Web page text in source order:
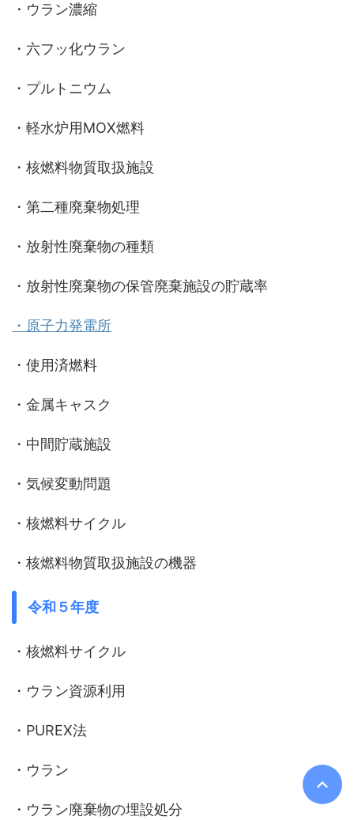
・ウラン濃縮
・六フッ化ウラン
・プルトニウム
・軽水炉用MOX燃料
・核燃料物質取扱施設
・第二種廃棄物処理
・放射性廃棄物の種類
・放射性廃棄物の保管廃棄施設の貯蔵率
・原子力発電所
・使用済燃料
・金属キャスク
・中間貯蔵施設
・気候変動問題
・核燃料サイクル
・核燃料物質取扱施設の機器
令和５年度
・核燃料サイクル
・ウラン資源利用
・PUREX法
・ウラン
・ウラン廃棄物の埋設処分